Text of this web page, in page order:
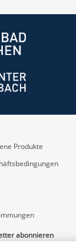
Produkte
abonnieren